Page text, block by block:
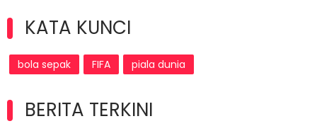
KATA KUNCI
bola sepak FIFA piala dunia
BERITA TERKINI